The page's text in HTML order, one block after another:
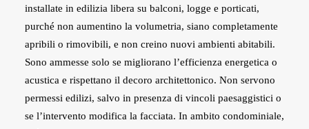
installate in edilizia libera su balconi, logge e porticati,
purché non aumentino la volumetria, siano completamente
apribili o rimovibili, e non creino nuovi ambienti abitabili.
Sono ammesse solo se migliorano l’efficienza energetica o
acustica e rispettano il decoro architettonico. Non servono
permessi edilizi, salvo in presenza di vincoli paesaggistici o
se l’intervento modifica la facciata. In ambito condominiale,